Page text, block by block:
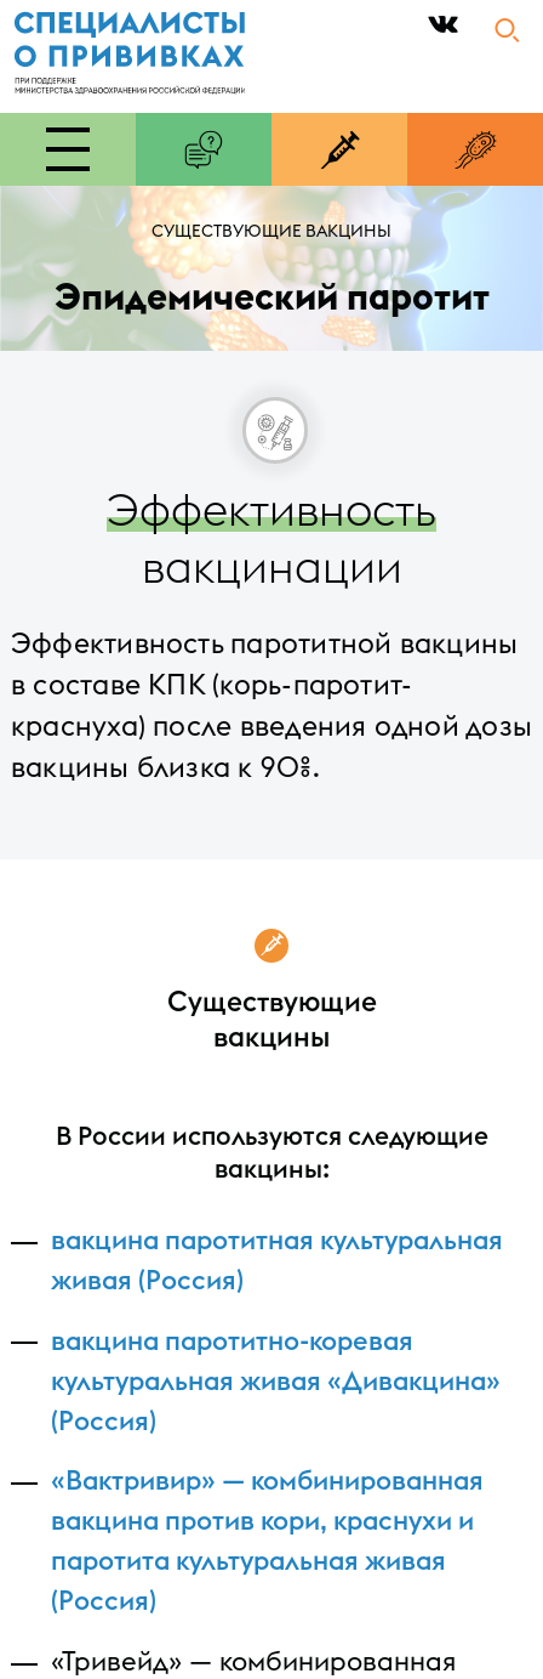
|
СУЩЕСТВУЮЩИЕ ВАКЦИНЫ
Эпидемический паротит
Эффективность
вакцинации
Эффективность паротитной вакцины
в составе КПК (корь-паротит-
краснуха) после введения одной дозы
вакцины близка к 90%.
Существующие
вакцины
В России используются следующие
вакцины:
вакцина паротитная культуральная
живая (Россия)
вакцина паротитно-коревая
культуральная живая «Дивакцина»
(Россия)
«Вактривир» — комбинированная
вакцина против кори, краснухи и
паротита культуральная живая
(Россия)
«Тривейд» — комбинированная